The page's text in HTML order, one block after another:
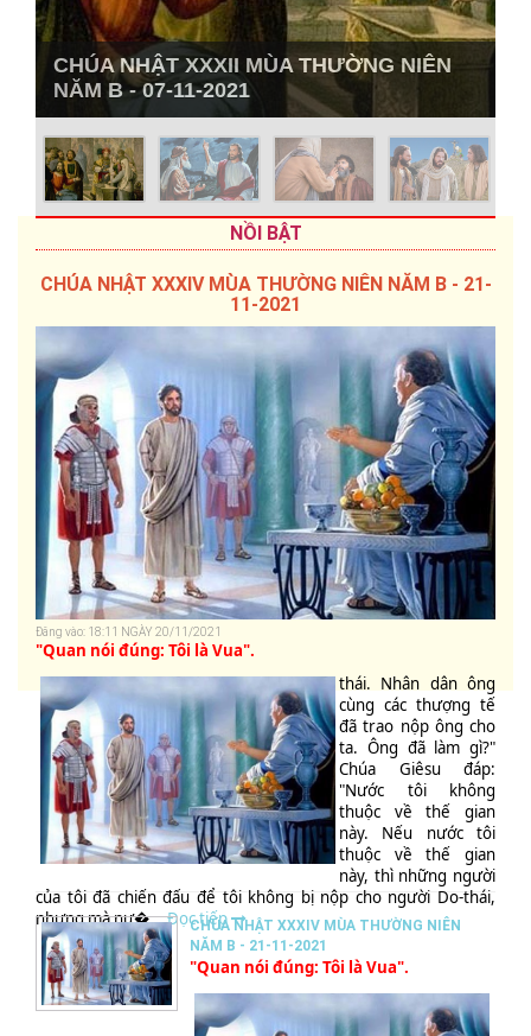
CHÚA NHẬT XXXII MÙA THƯỜNG NIÊN
NĂM B - 07-11-2021
NỒI BẬT
CHÚA NHẬT XXXIV MÙA THƯỜNG NIÊN NĂM B - 21-
11-2021
Đăng vào: 18:11 NGÀY 20/11/2021
"Quan nói đúng: Tôi là Vua".
thái. Nhân dân ông
cùng các thượng tế
đã trao nộp ông cho
ta. Ông đã làm gì?"
Chúa Giêsu đáp:
"Nước tôi không
thuộc về thế gian
này. Nếu nước tôi
thuộc về thế gian
này, thì những người
của tôi đã chiến đấu để tôi không bị nộp cho người Do-thái,
nhưng mà nư�...Đọc tiếp
CHÚA NHẬT XXXIV MÙA THƯỜNG NIÊN
NĂM B - 21-11-2021
"Quan nói đúng: Tôi là Vua".